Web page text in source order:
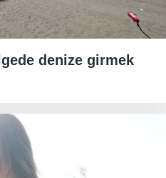
denize girmek